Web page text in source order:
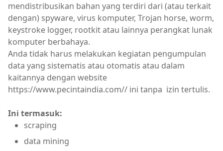
mendistribusikan bahan yang terdiri dari (atau terkait
dengan) spyware, virus komputer, Trojan horse, worm,
keystroke logger, rootkit atau lainnya perangkat lunak
komputer berbahaya.
Anda tidak harus melakukan kegiatan pengumpulan
data yang sistematis atau otomatis atau dalam
kaitannya dengan website
https://www.pecintaindia.com// ini tanpa izin tertulis.
Ini termasuk:
scraping
data mining